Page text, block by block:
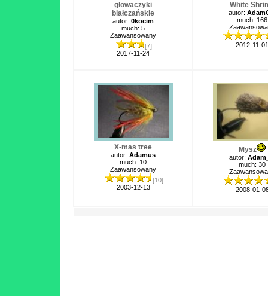
głowaczyki
białczańskie
autor: 0kocim
much: 5
Zaawansowany
[7]
2017-11-24
White
autor:
much: 166
2012-11-01
X-mas tree
autor: Adamus
much: 10
Zaawansowany
[10]
2003-12-13
Mysz
autor:
much: 30
2008-01-